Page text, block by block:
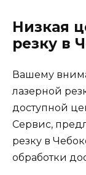
Низкая
резку в
Вашему
лазерной
доступной
Сервис,
резку в
обработки